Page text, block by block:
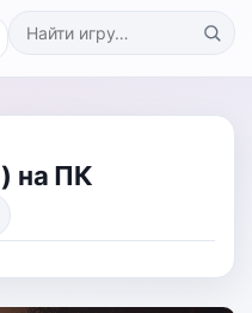
Поиск по каталогу
на ПК